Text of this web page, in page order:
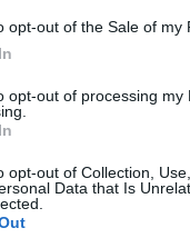
opt-out of the Sale of my
opt-out of processing my
opt-out of Collection,
Data that Is
και
προορισμούς
μέρη.
από τα γραφικά